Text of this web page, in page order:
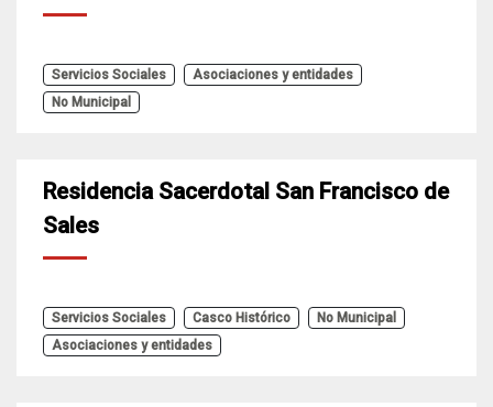
Servicios Sociales
Asociaciones y entidades
No Municipal
Residencia Sacerdotal San Francisco de
Sales
Servicios Sociales Casco Histórico
No Municipal
Asociaciones y entidades